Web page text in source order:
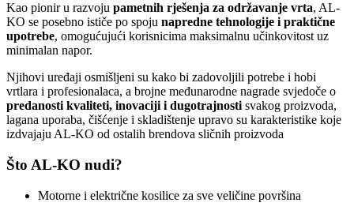
Kao pionir u razvoju pametnih rješenja za održavanje vrta, AL-
KO se posebno ističe po spoju napredne tehnologije i praktične
upotrebe, omogućujući korisnicima maksimalnu učinkovitost uz
minimalan napor.
Njihovi uređaji osmišljeni su kako bi zadovoljili potrebe i hobi
vrtlara i profesionalaca, a brojne međunarodne nagrade svjedoče o
predanosti kvaliteti, inovaciji i dugotrajnosti svakog proizvoda,
lagana uporaba, čišćenje i skladištenje upravo su karakteristike koje
izdvajaju AL-KO od ostalih brendova sličnih proizvoda
Što AL-KO nudi?
Motorne i električne kosilice za sve veličine površina